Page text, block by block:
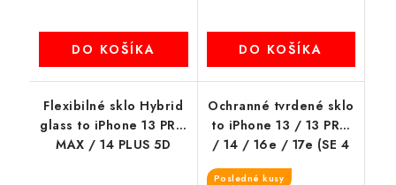
DO KOŠÍKA DO KOŠÍKA
Flexibilné sklo Hybrid
glass to iPhone 13 PRO
MAX / 14 PLUS 5D
Ochranné tvrdené sklo
to iPhone 13 / 13 PRO
/ 14 / 16e / 17e (SE 4
2025) Blue Star
Posledné kusy